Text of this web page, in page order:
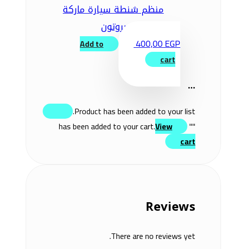
منظم شنطة سيارة ماركة
بروتون
400,00EGP
Add to
cart
...
Product has been added to your list.
"
" has been added to your cart.
View
cart
Reviews
There are no reviews yet.